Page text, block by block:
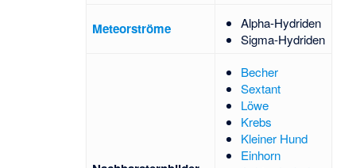
Meteorströme
Alpha-Hydriden
Sigma-Hydriden
Becher
Sextant
Löwe
Krebs
Kleiner Hund
Einhorn